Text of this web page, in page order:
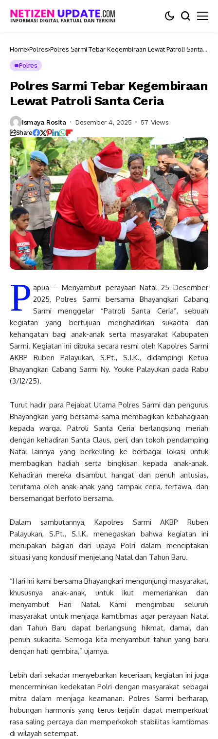
Home Polres Polres Sarmi Tebar Kegembiraan Lewat Patroli Santa
Polres
Polres Sarmi Tebar Kegembiraan
Lewat Patroli Santa Ceria
Ismaya Rosita Desember 4, 2025 57 Views
Share
P apua – Menyambut perayaan Natal 25 Desember
2025, Polres Sarmi bersama Bhayangkari Cabang
Sarmi menggelar “Patroli Santa Ceria”, sebuah
kegiatan yang bertujuan menghadirkan sukacita dan
kehangatan bagi anak-anak serta masyarakat Kabupaten
Sarmi. Kegiatan ini dibuka secara resmi oleh Kapolres Sarmi
AKBP Ruben Palayukan, S.Pt., S.I.K., didampingi Ketua
Bhayangkari Cabang Sarmi Ny. Youke Palayukan pada Rabu
(3/12/25).
Turut hadir para Pejabat Utama Polres Sarmi dan pengurus
Bhayangkari yang bersama-sama membagikan kebahagiaan
kepada warga. Patroli Santa Ceria berlangsung meriah
dengan kehadiran Santa Claus, peri, dan tokoh pendamping
Natal lainnya yang berkeliling ke berbagai lokasi untuk
membagikan hadiah serta bingkisan kepada anak-anak.
Kehadiran mereka disambut hangat dan penuh antusias,
terutama oleh anak-anak yang tampak ceria, tertawa, dan
bersemangat berfoto bersama.
Dalam sambutannya, Kapolres Sarmi AKBP Ruben
Palayukan, S.Pt., S.I.K. menegaskan bahwa kegiatan ini
merupakan bagian dari upaya Polri dalam menciptakan
situasi yang kondusif menjelang Natal dan Tahun Baru.
“Hari ini kami bersama Bhayangkari mengunjungi masyarakat,
khususnya anak-anak, untuk ikut memeriahkan dan
menyambut Hari Natal. Kami mengimbau seluruh
masyarakat untuk menjaga kamtibmas agar perayaan Natal
dan Tahun Baru dapat berlangsung hikmat, damai, dan
penuh sukacita. Semoga kita menyambut tahun yang baru
dengan hati gembira,” ujarnya.
Lebih dari sekadar menyebarkan keceriaan, kegiatan ini juga
mencerminkan kedekatan Polri dengan masyarakat sebagai
mitra dalam menjaga keamanan. Polres Sarmi berharap,
hubungan harmonis yang terus terjalin dapat memperkuat
rasa saling percaya dan memperkokoh stabilitas kamtibmas
di wilayah setempat.